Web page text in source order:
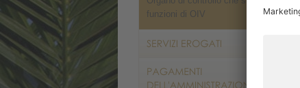
funzioni di OIV